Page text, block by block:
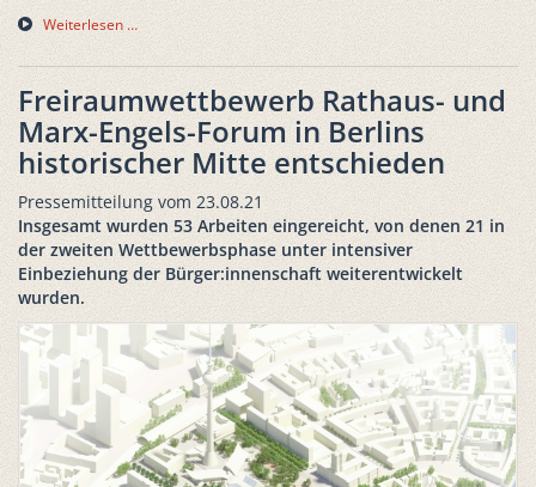
Weiterlesen …
Freiraumwettbewerb Rathaus- und
Marx-Engels-Forum in Berlins
historischer Mitte entschieden
Pressemitteilung vom 23.08.21
Insgesamt wurden 53 Arbeiten eingereicht, von denen 21 in
der zweiten Wettbewerbsphase unter intensiver
Einbeziehung der Bürger:innenschaft weiterentwickelt
wurden.